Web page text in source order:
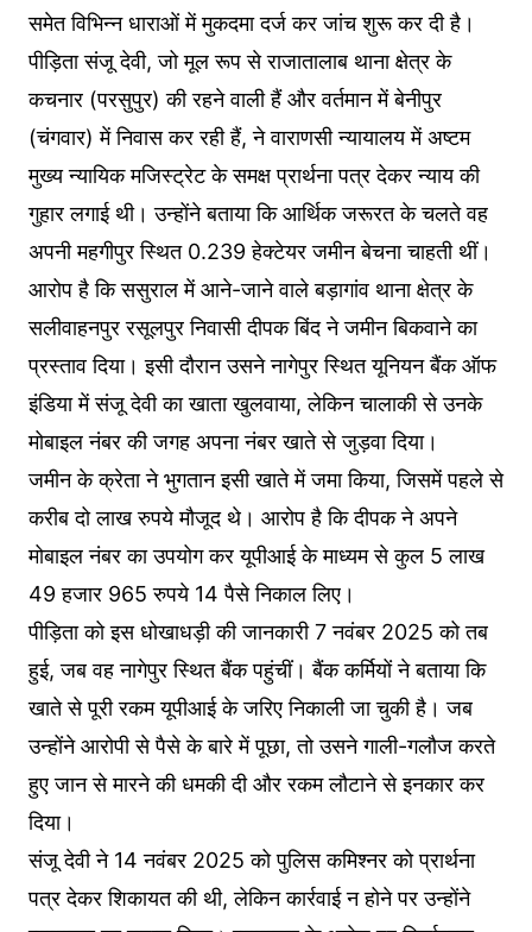
समेत विभिन्न धाराओं में मुकदमा दर्ज कर जांच शुरू कर दी है।
पीड़िता संजू देवी, जो मूल रूप से राजातालाब थाना क्षेत्र के
कचनार (परसुपुर) की रहने वाली हैं और वर्तमान में बेनीपुर
(चंगवार) में निवास कर रही हैं, ने वाराणसी न्यायालय में अष्टम
मुख्य न्यायिक मजिस्ट्रेट के समक्ष प्रार्थना पत्र देकर न्याय की
गुहार लगाई थी। उन्होंने बताया कि आर्थिक जरूरत के चलते वह
अपनी महगीपुर स्थित 0.239 हेक्टेयर जमीन बेचना चाहती थीं।
आरोप है कि ससुराल में आने-जाने वाले बड़ागांव थाना क्षेत्र के
सलीवाहनपुर रसूलपुर निवासी दीपक बिंद ने जमीन बिकवाने का
प्रस्ताव दिया। इसी दौरान उसने नागेपुर स्थित यूनियन बैंक ऑफ
इंडिया में संजू देवी का खाता खुलवाया, लेकिन चालाकी से उनके
मोबाइल नंबर की जगह अपना नंबर खाते से जुड़वा दिया।
जमीन के क्रेता ने भुगतान इसी खाते में जमा किया, जिसमें पहले से
करीब दो लाख रुपये मौजूद थे। आरोप है कि दीपक ने अपने
मोबाइल नंबर का उपयोग कर यूपीआई के माध्यम से कुल 5 लाख
49 हजार 965 रुपये 14 पैसे निकाल लिए।
पीड़िता को इस धोखाधड़ी की जानकारी 7 नवंबर 2025 को तब
हुई, जब वह नागेपुर स्थित बैंक पहुंचीं। बैंक कर्मियों ने बताया कि
खाते से पूरी रकम यूपीआई के जरिए निकाली जा चुकी है। जब
उन्होंने आरोपी से पैसे के बारे में पूछा, तो उसने गाली-गलौज करते
हुए जान से मारने की धमकी दी और रकम लौटाने से इनकार कर
दिया।
संजू देवी ने 14 नवंबर 2025 को पुलिस कमिश्नर को प्रार्थना
पत्र देकर शिकायत की थी, लेकिन कार्रवाई न होने पर उन्होंने